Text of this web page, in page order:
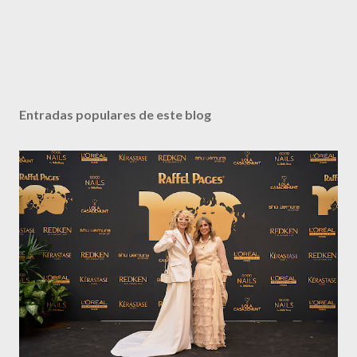
Entradas populares de este blog